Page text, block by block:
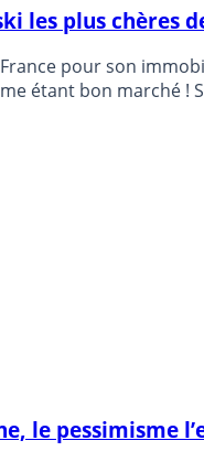
les plus chères
pour son
étant bon marché
le pessimisme